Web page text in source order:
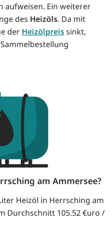
aufweisen. Ein weiterer
des Heizöls. Da mit
der Heizölpreissinkt,
am Ammersee?
Heizöl in Herrsching am
Durchschnitt 105.52 €uro /